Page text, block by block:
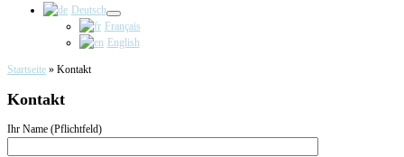
Deutsch
Français
English
Startseite » Kontakt
Kontakt
Ihr Name (Pflichtfeld)